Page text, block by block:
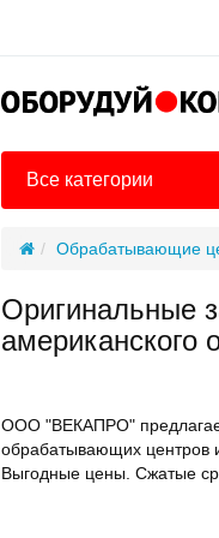
Все категории
Обрабатывающие
Оригинальные
американского
ООО "ВЕКАПРО"
обрабатывающих центров
Выгодные цены. Сжатые